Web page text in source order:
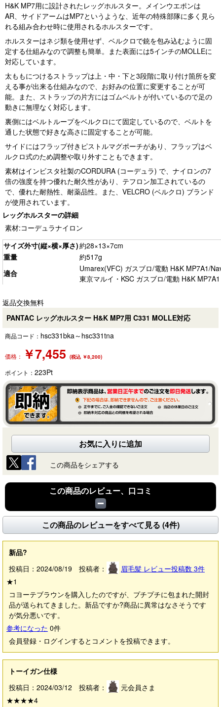
H&K MP7用に設計されたレッグホルスター。メインウエポンは
AR、サイドアームはMP7というような、近年の特殊部隊に多く見ら
れる組み合わせ時に使用されるホルスターです。
ホルスターはネジ類を使用せず、ベルクロで銃を包み込むように固
定する仕組みなので調整も簡単。また表面には5インチのMOLLEに
対応しています。
太ももにつけるストラップは上・中・下と3段階に取り付け箇所を変
える事が出来る仕組みなので、お好みの位置に変更することが可
能。また、ストラップの片方にはゴムベルトが付いているので足の
動きに無理なく対応します。
裏側にはベルトループをベルクロにて固定しているので、ベルトを
通した状態で好きな高さに固定することが可能。
サイドにはフラップ付きピストルマグポーチがあり、フラップはベ
ルクロ式のため調整や取り外すこともできます。
素材はインビスタ社製のCORDURA (コーデュラ) で、ナイロンの7
倍の強度を持つ優れた耐久性があり、テフロン加工されているの
で、優れた耐熱性、耐薬品性。また、VELCRO (ベルクロ) ブランド
が使用されています。
レッグホルスターの詳細
素材:コーデュラナイロン
サイズ外寸(縦×横×厚さ)約28×13×7cm
重量
約517g
適合
Umarex(VFC) ガスブロ/電動 H&K MP7A1/
東京マルイ・KSC ガスブロ/電動 H&K MP7A1
返品交換無料
PANTAC レッグホルスター H&K MP7用 C331 MOLLE対応
商品コード： hsc331bka～hsc331tna
価格： ￥7,455 (税込 ￥8,200)
ポイント： 223Pt
お気に入りに追加
この商品をシェアする
この商品のレビュー、口コミ
この商品のレビューをすべて見る (4件)
新品?
投稿日：2024/08/19 投稿者：
眉毛髪 レビュー投稿数 3件
★1
コヨーテブラウンを購入したのですが、プチプチに包まれた開封
品が送られてきました。新品ですか?商品に異常はなさそうです
が気分悪いです。
参考になった 0件
会員登録・ログインするとコメントを投稿できます。
トーイガン仕様
投稿日：2024/03/12 投稿者：
元会員さま
★★★★4